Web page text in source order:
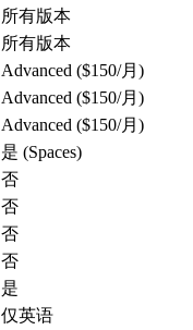
所有版本
所有版本
Advanced ($150/月)
Advanced ($150/月)
Advanced ($150/月)
是 (Spaces)
否
否
否
否
是
仅英语